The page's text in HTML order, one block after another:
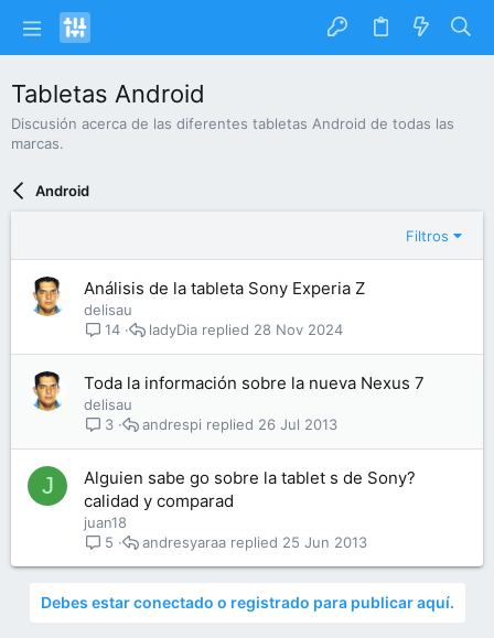
Tabletas Android
Discusión acerca de las diferentes tabletas Android de todas las
marcas.
Android
Filtros
Análisis de la tableta Sony Experia Z
delisau
14
28 Nov 2024
ladyDia
Toda la información sobre la nueva Nexus 7
delisau
3
26 Jul 2013
andrespi
J
Alguien sabe go sobre la tablet s de Sony?
calidad y comparad
juan18
5
25 Jun 2013
andresyaraa
Debes estar conectado o registrado para publicar aquí.